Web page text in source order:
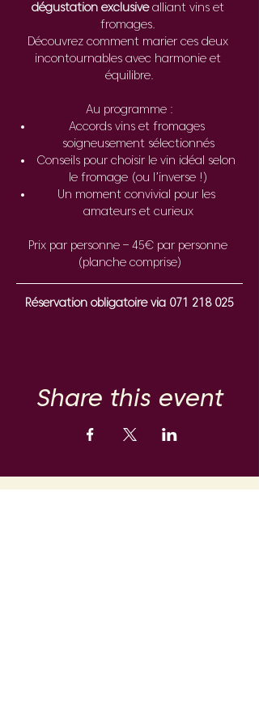
dégustation exclusive alliant vins et
fromages.
Découvrez comment marier ces deux
incontournables avec harmonie et
équilibre.
Au programme :
Accords vins et fromages
soigneusement sélectionnés
Conseils pour choisir le vin idéal selon
le fromage (ou l’inverse !)
Un moment convivial pour les
amateurs et curieux
Prix par personne – 45€ par personne
(planche comprise)
Réservation obligatoire via 071 218 025
Share this event